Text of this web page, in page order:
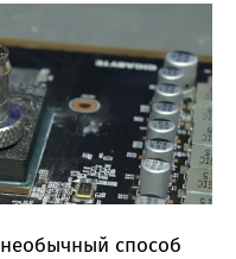
необычный способ